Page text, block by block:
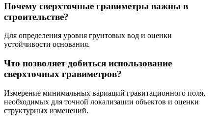
Почему сверхточные гравиметры важны в
строительстве?
Для определения уровня грунтовых вод и оценки
устойчивости основания.
Что позволяет добиться использование
сверхточных гравиметров?
Измерение минимальных вариаций гравитационного поля,
необходимых для точной локализации объектов и оценки
структурных изменений.